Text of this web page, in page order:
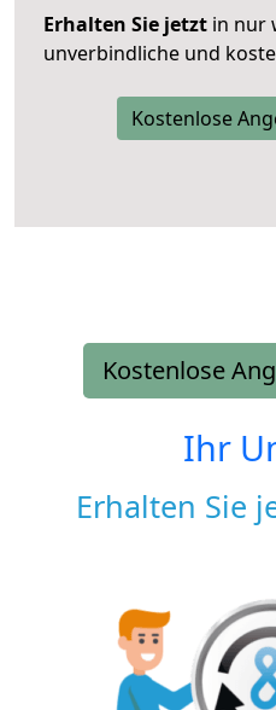
Erhalten Sie jetzt in nur
unverbindliche und
Kostenlose
Kostenlose
Ihr
Erhalten Sie